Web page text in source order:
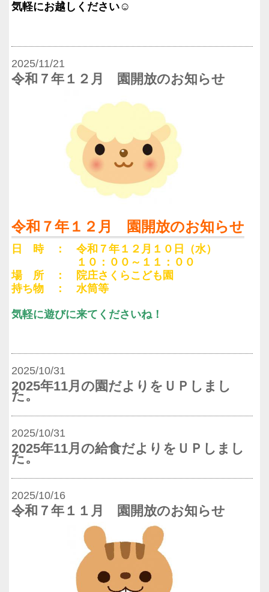
気軽にお越しください☺
2025/11/21
令和７年１２月 園開放のお知らせ
令和７年１２月 園開放のお知らせ
日 時 ： 令和７年１２月１０日（水）
１０：００～１１：００
場 所 ： 院庄さくらこども園
持ち物 ： 水筒等
気軽に遊びに来てくださいね！
2025/10/31
2025年11月の園だよりをＵＰしまし
た。
2025/10/31
2025年11月の給食だよりをＵＰしまし
た。
2025/10/16
令和７年１１月 園開放のお知らせ